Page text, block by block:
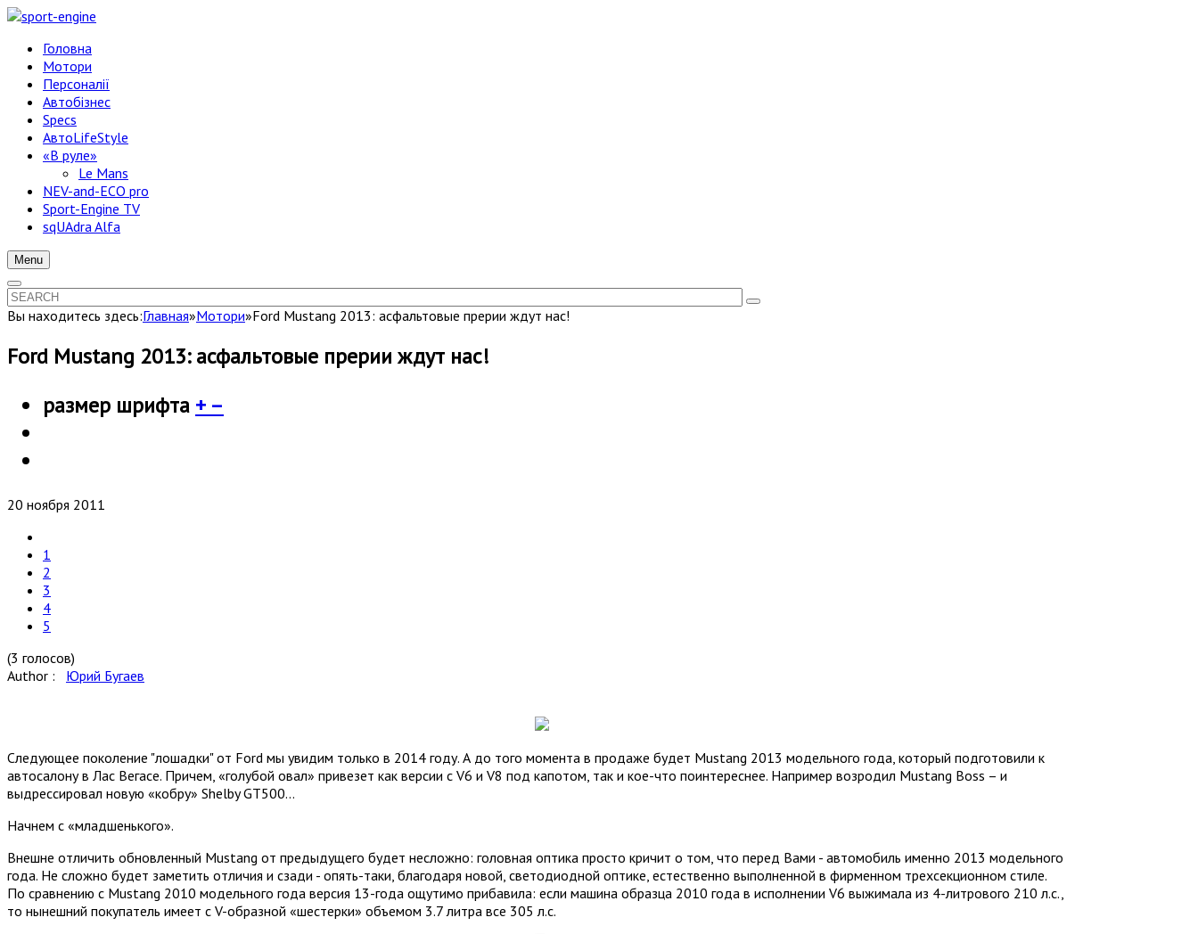
Головна
Мотори
Персоналії
Автобізнес
Specs
АвтоLifeStyle
«В руле»
Le Mans
NEV-and-ECO pro
Sport-Engine TV
sqUAdra Alfa
Menu
Вы находитесь здесь:Главная»Мотори»Ford Mustang 2013: асфальтовые прерии ждут нас!
Ford Mustang 2013: асфальтовые прерии ждут нас!
размер шрифта + –
20 ноября 2011
1
2
3
4
5
(3 голосов)
Author : Юрий Бугаев
Следующее поколение "лошадки" от Ford мы увидим только в 2014 году. А до того момента в продаже будет Mustang 2013 модельного года, который подготовили к
автосалону в Лас Вегасе. Причем, «голубой овал» привезет как версии с V6 и V8 под капотом, так и кое-что поинтереснее. Например возродил Mustang Boss – и
выдрессировал новую «кобру» Shelby GT500...
Начнем с «младшенького».
Внешне отличить обновленный Mustang от предыдущего будет несложно: головная оптика просто кричит о том, что перед Вами - автомобиль именно 2013 модельного
года. Не сложно будет заметить отличия и сзади - опять-таки, благодаря новой, светодиодной оптике, естественно выполненной в фирменном трехсекционном стиле.
По сравнению с Mustang 2010 модельного года версия 13-года ощутимо прибавила: если машина образца 2010 года в исполнении V6 выжимала из 4-литрового 210 л.с.,
то нынешний покупатель имеет с V-образной «шестерки» объемом 3.7 литра все 305 л.с.